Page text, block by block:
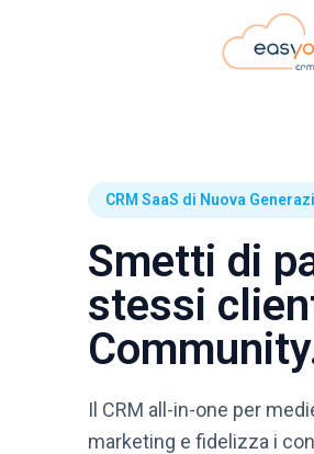
CRM SaaS di Nuova
Smetti di
stessi
Il CRM all-in-one per
marketing e fidelizza i